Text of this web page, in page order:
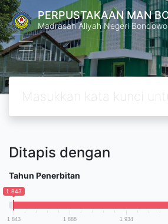
PERPUSTAKAAN MAN
Madrasah Aliyah Negeri
Ditapis dengan
Tahun Penerbitan
1 843
1 843 1 888 1 934